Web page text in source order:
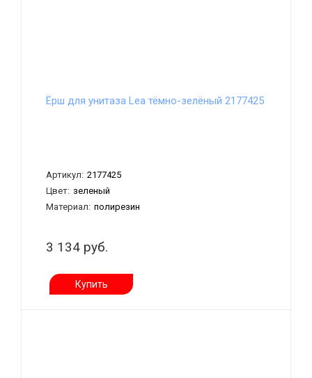
Ёрш для унитаза Lea тёмно-зелёный 2177425
Артикул: 2177425
Цвет: зеленый
Материал: полирезин
3 134 руб.
Купить